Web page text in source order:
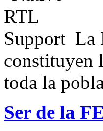
La
constituyen
toda la
Ser de la